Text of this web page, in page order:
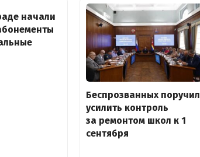
начали
Беспрозванных поручил
усилить контроль
за ремонтом школ к 1
сентября